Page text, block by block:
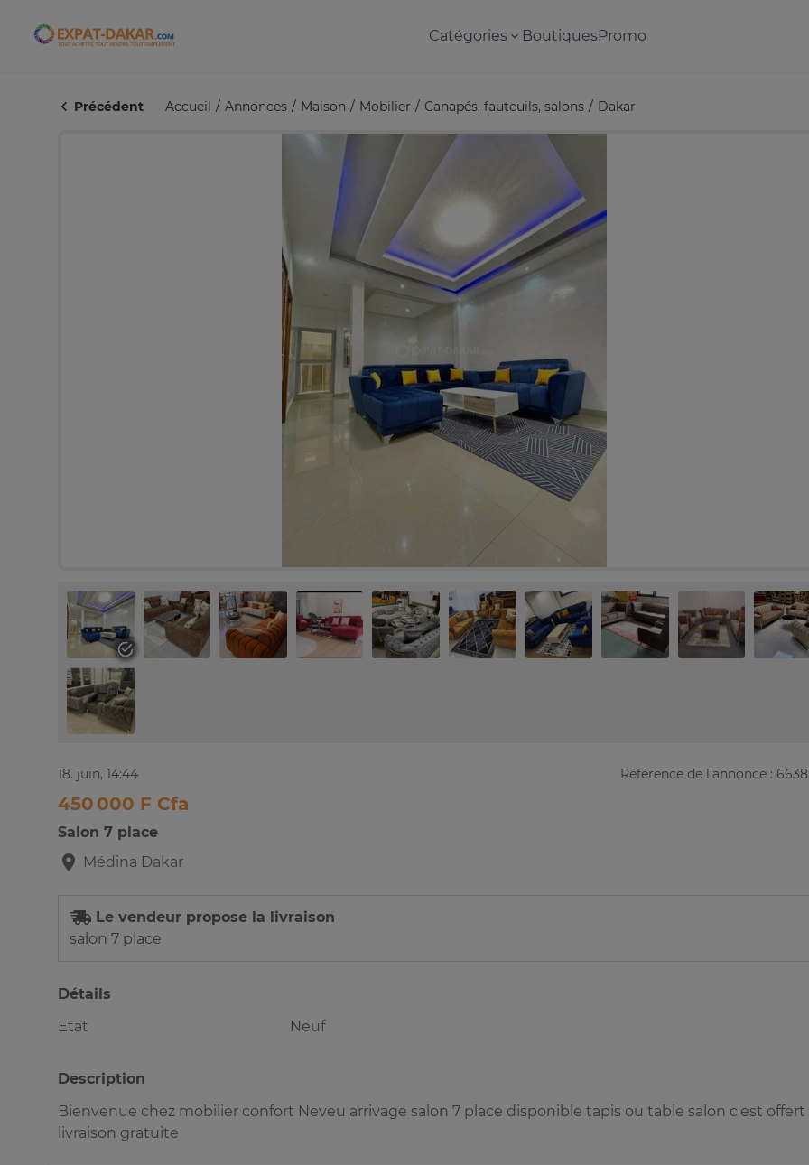
Expat-Dakar Catégories BoutiquesPromo
Précédent Accueil Annonces Maison Mobilier Canapés, fauteuils, salons Dakar
18. juin, 14:44 Référence de l'annonce :
450 000 F Cfa
Salon 7 place
Médina Dakar
Le vendeur propose la livraison
salon 7 place
Détails
Etat
Neuf
Description
Bienvenue chez mobilier confort Neveu arrivage salon 7 place disponible tapis ou table salon c'est offert
livraison gratuite